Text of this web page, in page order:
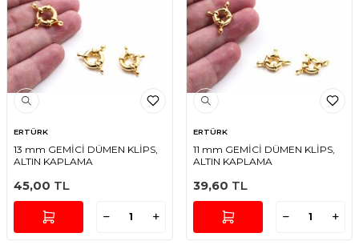
ERTÜRK
13 mm GEMİCİ DÜMEN KLİPS,
ALTIN KAPLAMA
45,00 TL
ERTÜRK
11 mm GEMİCİ DÜMEN KLİPS,
ALTIN KAPLAMA
39,60 TL